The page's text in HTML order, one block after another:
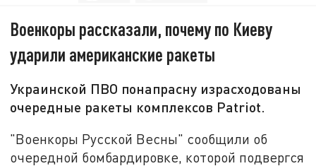
Военкоры рассказали, почему по Киеву
ударили американские ракеты
Украинской ПВО понапрасну израсходованы
очередные ракеты комплексов Patriot.
"Военкоры Русской Весны" сообщили об
очередной бомбардировке, которой подвергся